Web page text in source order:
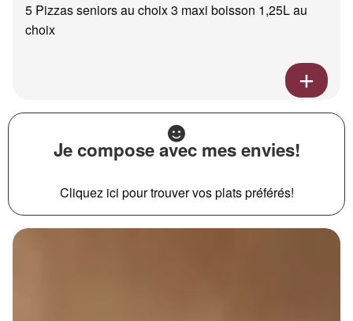
5 Pizzas seniors au choix 3 maxi boisson 1,25L au
choix
Je compose avec mes envies!
Cliquez ici pour trouver vos plats préférés!